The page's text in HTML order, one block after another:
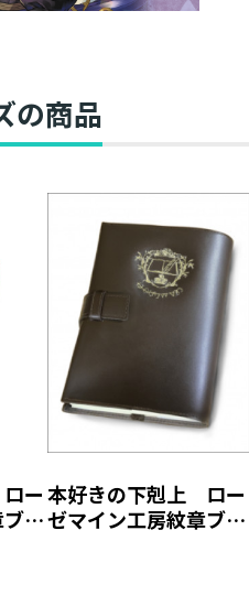
の商品
ー
ッ
本好きの下剋上 ロー
ゼマイン工房紋章ブッ